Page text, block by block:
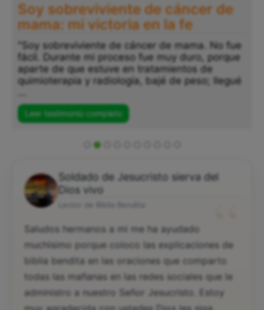
Soy sobreviviente de cáncer de
mama: mi victoria en la fe
"Soy sobreviviente de cáncer de mama. No fue
fácil. Durante mi proceso fue muy duro, porque
aparte de que estuve en tratamientos de
quimioterapia y radiología, bajé de peso; llegué
Leer testimonio completo
Soldado de Jesucristo sierva del
Dios vivo
“
Saludos hermanos a mi me ha ayudado
muchísimo porque coloco las explicaciones de
biblia bendita en las oraciones que comparto
todas las mañanas en las redes sociales que le
administro a nuestro Señor Jesucristo. Estoy